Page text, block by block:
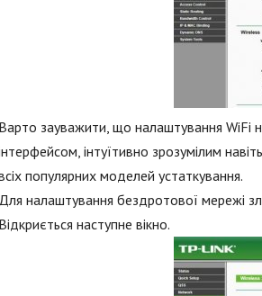
Варто зауважити, що налаштування WiFi
інтуїтивно зрозумілим
популярних моделей устаткування.
Для налаштування бездротової мережі
Відкриється наступне вікно.